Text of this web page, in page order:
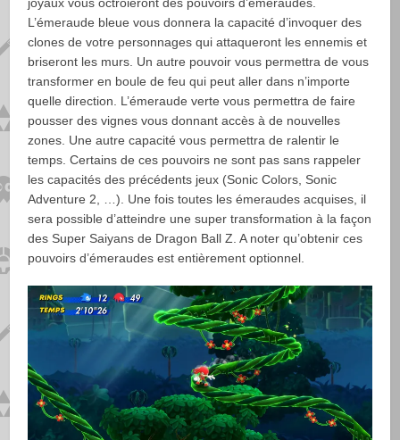
L’émeraude bleue vous donnera la capacité d’invoquer des
clones de votre personnages qui attaqueront les ennemis et
briseront les murs. Un autre pouvoir vous permettra de vous
transformer en boule de feu qui peut aller dans n’importe
quelle direction. L’émeraude verte vous permettra de faire
pousser des vignes vous donnant accès à de nouvelles
zones. Une autre capacité vous permettra de ralentir le
temps. Certains de ces pouvoirs ne sont pas sans rappeler
les capacités des précédents jeux (Sonic Colors, Sonic
Adventure 2, …). Une fois toutes les émeraudes acquises, il
sera possible d’atteindre une super transformation à la façon
des Super Saiyans de Dragon Ball Z. A noter qu’obtenir ces
pouvoirs d’émeraudes est entièrement optionnel.